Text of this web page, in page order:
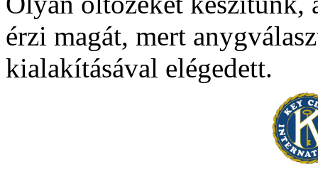
érzi magát, mert
kialakításával elégedett.